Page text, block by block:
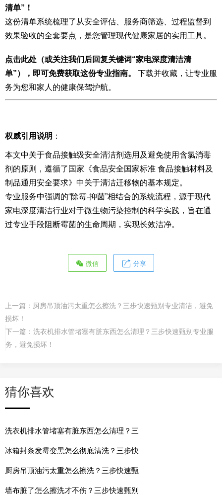
清单”！
这份清单系统梳理了从安全评估、服务商筛选、过程监督到
效果验收的全套要点，是您管理现代健康家居的实用工具。
点击此处（或关注我们后回复关键词“家电深度清洁清
单”），即可免费获取这份专业指南。
下载并收藏，让专业服
务为您和家人的健康保驾护航。
权威引用说明 ：
本文中关于食品接触级安全清洁剂选用及避免使用含氯消毒
剂的原则，遵循了国家《食品安全国家标准 食品接触材料及
制品通用安全要求》中关于清洁迁移物的基本规定。
专业服务中强调的“除霉-抑菌”相结合的系统流程，源于现代
家电深度清洁行业对于微生物污染控制的科学实践，旨在通
过专业手段阻断霉菌的生命周期，实现长效洁净。
微信 分享
上一篇： 厨房吊顶油污太重怎么擦洗？三步快速甄别专业清洁，避免
损坏！
下一篇： 洗衣机排水管堵塞有脏东西怎么清理？三步快速甄别专业服
务，避免损坏！
猜你喜欢
洗衣机排水管堵塞有脏东西怎么清理？三
冰箱封条发霉变黑怎么彻底清洗？三步快
厨房吊顶油污太重怎么擦洗？三步快速甄
墙布脏了怎么擦洗才不伤？三步快速甄别